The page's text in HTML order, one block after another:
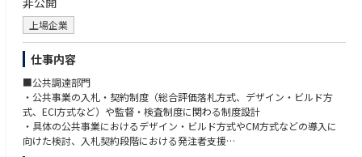
上場企業
仕事内容
■公共調達部門
・公共事業の入札・契約制度（総合評価落札方式、デザイン・ビルド方
式、ECI方式など）や監督・検査制度に関わる制度設計
・具体の公共事業におけるデザイン・ビルド方式やCM方式などの導入に
向けた検討、入札契約段階における発注者支援